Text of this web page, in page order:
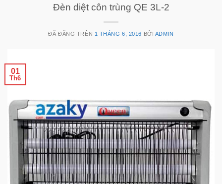
Đèn diệt côn trùng QE 3L-2
ĐÃ ĐĂNG TRÊN 1 THÁNG 6, 2016 BỞI ADMIN
01
Th6